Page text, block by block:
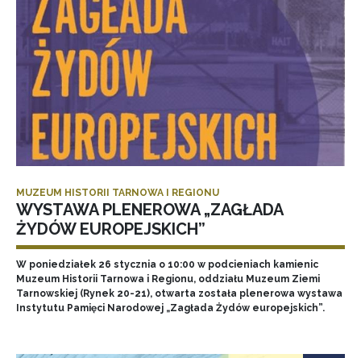
MUZEUM HISTORII TARNOWA I REGIONU
WYSTAWA PLENEROWA „ZAGŁADA
ŻYDÓW EUROPEJSKICH”
W poniedziałek 26 stycznia o 10:00 w podcieniach kamienic
Muzeum Historii Tarnowa i Regionu, oddziału Muzeum Ziemi
Tarnowskiej (Rynek 20-21), otwarta została plenerowa wystawa
Instytutu Pamięci Narodowej „Zagłada Żydów europejskich”.